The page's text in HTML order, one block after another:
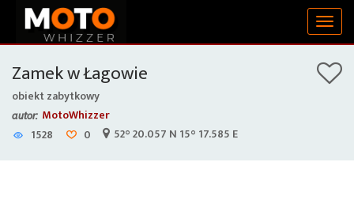
Zamek w Łagowie
obiekt zabytkowy
autor: MotoWhizzer
1528
0 52° 20.057 N 15° 17.585 E